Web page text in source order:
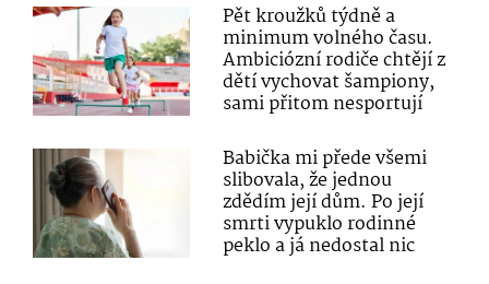
Pět kroužků týdně a
minimum volného času.
Ambiciózní rodiče chtějí z
dětí vychovat šampiony,
sami přitom nesportují
Babička mi přede všemi
slibovala, že jednou
zdědím její dům. Po její
smrti vypuklo rodinné
peklo a já nedostal nic